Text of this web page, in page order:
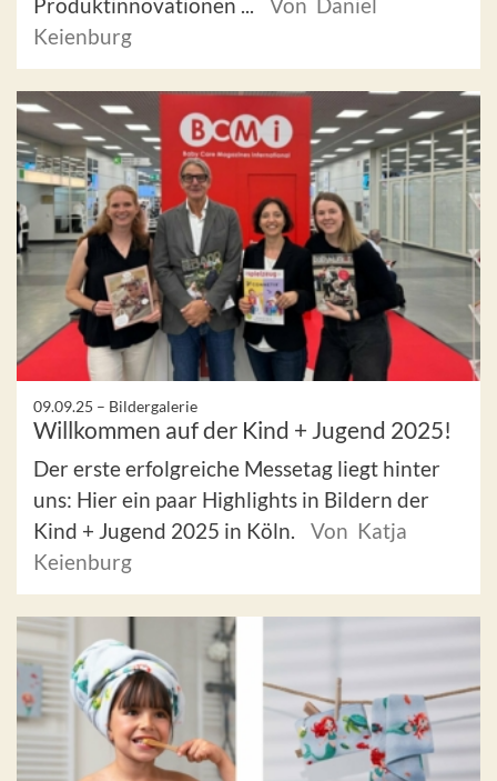
Keienburg
09.09.25 – Bildergalerie
Willkommen auf der Kind + Jugend 2025!
Der erste erfolgreiche Messetag liegt hinter
uns: Hier ein paar Highlights in Bildern der
Kind + Jugend 2025 in Köln.
Von Katja
Keienburg